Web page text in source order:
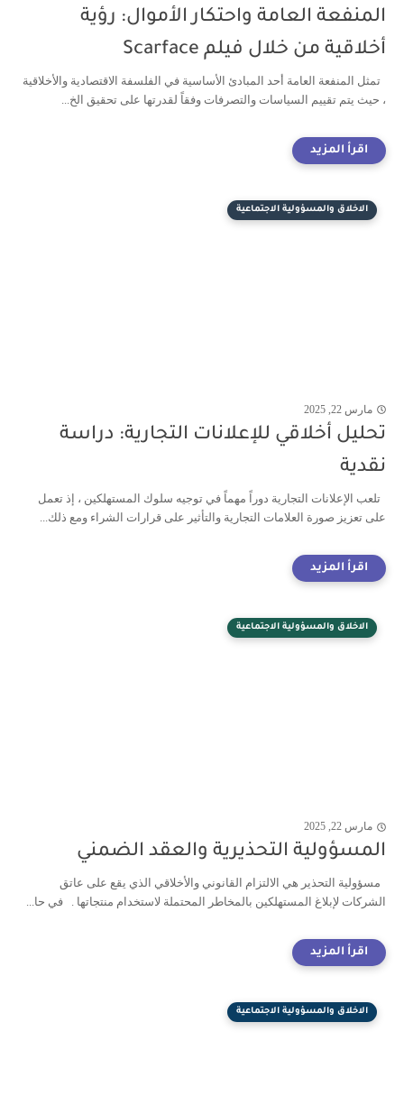
المنفعة العامة واحتكار الأموال: رؤية
أخلاقية من خلال فيلم Scarface
تمثل المنفعة العامة أحد المبادئ الأساسية في الفلسفة الاقتصادية والأخلاقية
، حيث يتم تقييم السياسات والتصرفات وفقاً لقدرتها على تحقيق الخ...
الاخلاق والمسؤولية الاجتماعية
مارس 22, 2025
تحليل أخلاقي للإعلانات التجارية: دراسة
نقدية
تلعب الإعلانات التجارية دوراً مهماً في توجيه سلوك المستهلكين ، إذ تعمل
على تعزيز صورة العلامات التجارية والتأثير على قرارات الشراء ومع ذلك...
الاخلاق والمسؤولية الاجتماعية
مارس 22, 2025
المسؤولية التحذيرية والعقد الضمني
مسؤولية التحذير هي الالتزام القانوني والأخلاقي الذي يقع على عاتق
الشركات لإبلاغ المستهلكين بالمخاطر المحتملة لاستخدام منتجاتها . في حا...
الاخلاق والمسؤولية الاجتماعية